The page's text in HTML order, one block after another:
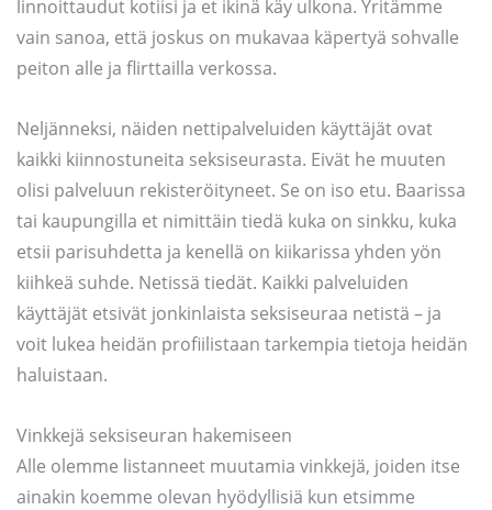
linnoittaudut kotiisi ja et ikinä käy ulkona. Yritämme
vain sanoa, että joskus on mukavaa käpertyä sohvalle
peiton alle ja flirttailla verkossa.
Neljänneksi, näiden nettipalveluiden käyttäjät ovat
kaikki kiinnostuneita seksiseurasta. Eivät he muuten
olisi palveluun rekisteröityneet. Se on iso etu. Baarissa
tai kaupungilla et nimittäin tiedä kuka on sinkku, kuka
etsii parisuhdetta ja kenellä on kiikarissa yhden yön
kiihkeä suhde. Netissä tiedät. Kaikki palveluiden
käyttäjät etsivät jonkinlaista seksiseuraa netistä – ja
voit lukea heidän profiilistaan tarkempia tietoja heidän
haluistaan.
Vinkkejä seksiseuran hakemiseen
Alle olemme listanneet muutamia vinkkejä, joiden itse
ainakin koemme olevan hyödyllisiä kun etsimme